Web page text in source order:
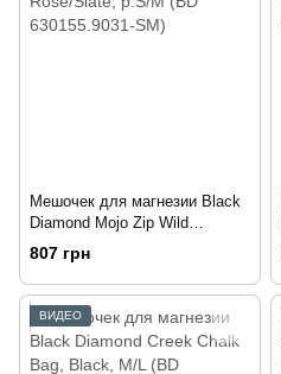
Мешочек для магнезии Black
Diamond Mojo Zip Wild
Rose/Slate, р.S/M (BD
630155.9031-SM)
807 грн
ВИДЕО